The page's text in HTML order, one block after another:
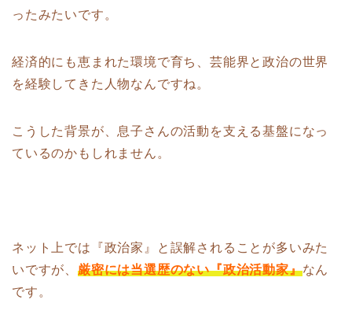
ったみたいです。
経済的にも恵まれた環境で育ち、芸能界と政治の世界
を経験してきた人物なんですね。
こうした背景が、息子さんの活動を支える基盤になっ
ているのかもしれません。
ネット上では『政治家』と誤解されることが多いみた
いですが、 厳密には当選歴のない『政治活動家』なん
です。